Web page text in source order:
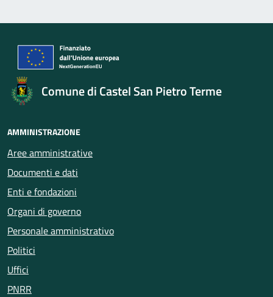
Comune di Castel San Pietro Terme
AMMINISTRAZIONE
Aree amministrative
Documenti e dati
Enti e fondazioni
Organi di governo
Personale amministrativo
Politici
Uffici
PNRR